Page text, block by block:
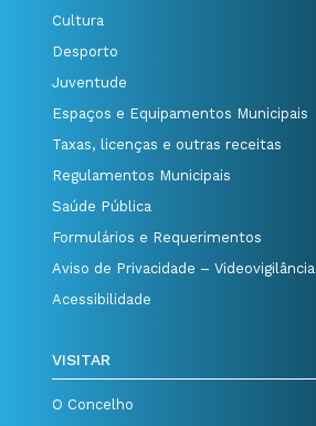
Cultura
Desporto
Juventude
Espaços e Equipamentos Municipais
Taxas, licenças e outras receitas
Regulamentos Municipais
Saúde Pública
Formulários e Requerimentos
Aviso de Privacidade – Videovigilância
Acessibilidade
VISITAR
O Concelho